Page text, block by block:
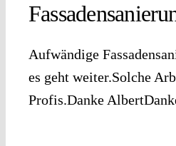
Aufwändige
es geht weiter.Solche
Profis.Danke